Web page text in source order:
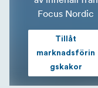
Focus Nordic
Tillåt
marknadsförin
gskakor